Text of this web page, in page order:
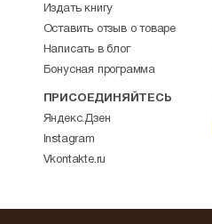
Издать книгу
Оставить отзыв о товаре
Написать в блог
Бонусная программа
ПРИСОЕДИНЯЙТЕСЬ
Яндекс.Дзен
Instagram
Vkontakte.ru